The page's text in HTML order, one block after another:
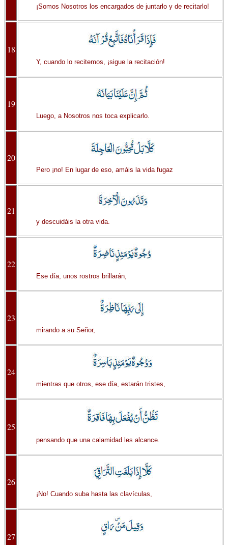
¡Somos Nosotros los encargados de juntarlo y de recitarlo!
18
Y, cuando lo recitemos, ¡sigue la recitación!
19
Luego, a Nosotros nos toca explicarlo.
20
Pero ¡no! En lugar de eso, amáis la vida fugaz
21
y descuidáis la otra vida.
22
Ese día, unos rostros brillarán,
23
mirando a su Señor,
24
mientras que otros, ese día, estarán tristes,
25
pensando que una calamidad les alcance.
26
¡No! Cuando suba hasta las clavículas,
27